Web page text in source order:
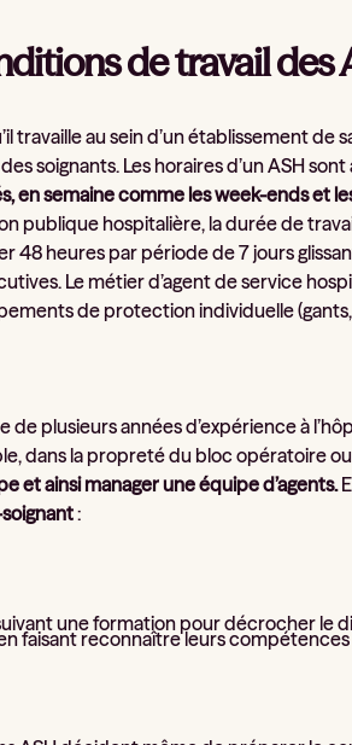
de travail des
travaille au sein d’un établissement
soignants. Les horaires d’un ASH
en semaine comme les week-ends et
publique hospitalière, la durée de
48 heures par période de 7 jours
Le métier d’agent de service
de protection individuelle
de plusieurs années d’expérience à
dans la propreté du bloc opératoire
et ainsi manager une équipe d’agents.
:
une formation pour décrocher le
faisant reconnaître leurs compétences